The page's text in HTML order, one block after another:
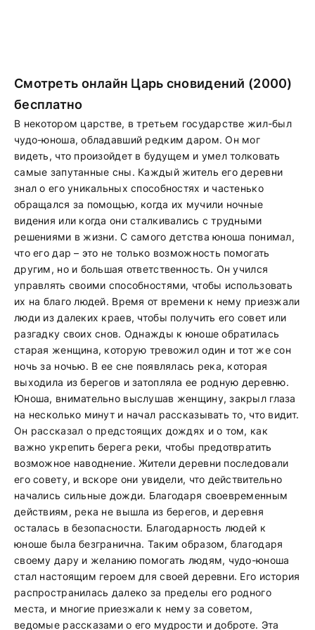
Смотреть онлайн Царь сновидений (2000)
бесплатно
В некотором царстве, в третьем государстве жил-был
чудо-юноша, обладавший редким даром. Он мог
видеть, что произойдет в будущем и умел толковать
самые запутанные сны. Каждый житель его деревни
знал о его уникальных способностях и частенько
обращался за помощью, когда их мучили ночные
видения или когда они сталкивались с трудными
решениями в жизни. С самого детства юноша понимал,
что его дар – это не только возможность помогать
другим, но и большая ответственность. Он учился
управлять своими способностями, чтобы использовать
их на благо людей. Время от времени к нему приезжали
люди из далеких краев, чтобы получить его совет или
разгадку своих снов. Однажды к юноше обратилась
старая женщина, которую тревожил один и тот же сон
ночь за ночью. В ее сне появлялась река, которая
выходила из берегов и затопляла ее родную деревню.
Юноша, внимательно выслушав женщину, закрыл глаза
на несколько минут и начал рассказывать то, что видит.
Он рассказал о предстоящих дождях и о том, как
важно укрепить берега реки, чтобы предотвратить
возможное наводнение. Жители деревни последовали
его совету, и вскоре они увидели, что действительно
начались сильные дожди. Благодаря своевременным
действиям, река не вышла из берегов, и деревня
осталась в безопасности. Благодарность людей к
юноше была безгранична. Таким образом, благодаря
своему дару и желанию помогать людям, чудо-юноша
стал настоящим героем для своей деревни. Его история
распространилась далеко за пределы его родного
места, и многие приезжали к нему за советом,
ведомые рассказами о его мудрости и доброте. Эта